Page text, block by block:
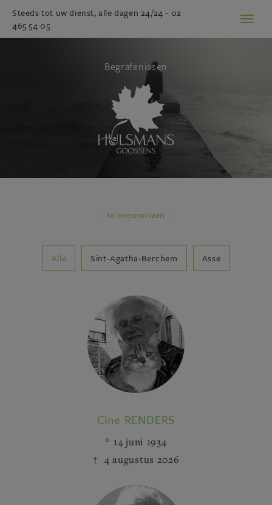
Steeds tot uw dienst, alle dagen 24/24 - 02
465 54 05
Toggle
Begrafenissen
- In memoriam -
Alle Sint-Agatha-Berchem Asse
Cine RENDERS
14 juni 1934
4 augustus 2026